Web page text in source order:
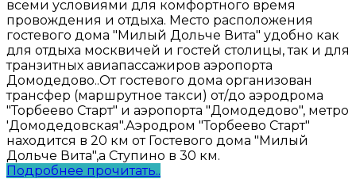
всеми условиями для комфортного время
провождения и отдыха. Место расположения
гостевого дома "Милый Дольче Вита" удобно как
для отдыха москвичей и гостей столицы, так и для
транзитных авиапассажиров аэропорта
Домодедово..От гостевого дома организован
трансфер (маршрутное такси) от/до аэродрома
"Торбеево Старт" и аэропорта "Домодедово", метро
'Домодедовская".Аэродром "Торбеево Старт"
находится в 20 км от Гостевого дома "Милый
Дольче Вита",а Ступино в 30 км.
Подробнее прочитать..